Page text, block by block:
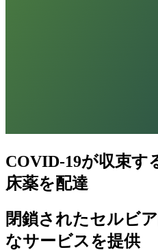
COVID-19が収束す
床薬を配達
閉鎖されたセルビ
なサービスを提供